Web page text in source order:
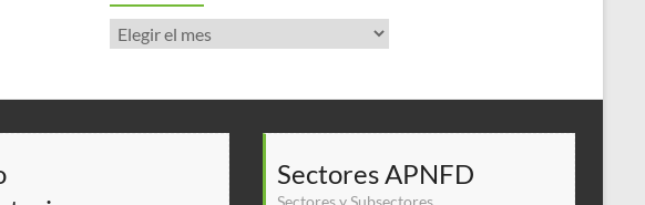
Archivos
Sectores APNFD
Sectores y Subsectores